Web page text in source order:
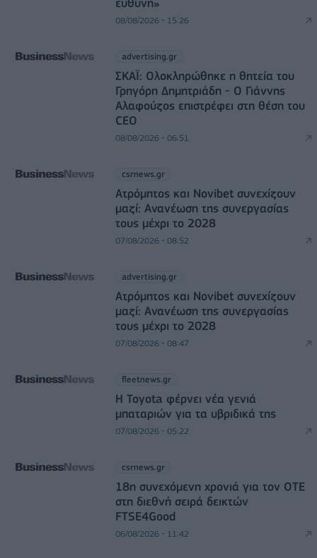
08/08/2026 - 15:26
advertising.gr
ΣΚΑΪ: Ολοκληρώθηκε η θητεία του
Γρηγόρη Δημητριάδη - Ο Γιάννης
Αλαφούζος επιστρέφει στη θέση του
CEO
08/08/2026 - 06:51
csrnews.gr
Ατρόμητος και Novibet συνεχίζουν
μαζί: Ανανέωση της συνεργασίας
τους μέχρι το 2028
07/08/2026 - 08:52
advertising.gr
Ατρόμητος και Novibet συνεχίζουν
μαζί: Ανανέωση της συνεργασίας
τους μέχρι το 2028
07/08/2026 - 08:47
fleetnews.gr
Η Toyota φέρνει νέα γενιά
μπαταριών για τα υβριδικά της
07/08/2026 - 05:22
csrnews.gr
18η συνεχόμενη χρονιά για τον ΟΤΕ
στη διεθνή σειρά δεικτών
FTSE4Good
06/08/2026 - 11:42